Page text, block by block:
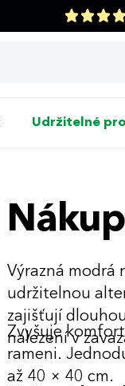
Udržitelné
Výrazná modrá
udržitelnou
zajišťují
nalezení v
Zvyšuje
rameni.
až 40 × 40 cm.